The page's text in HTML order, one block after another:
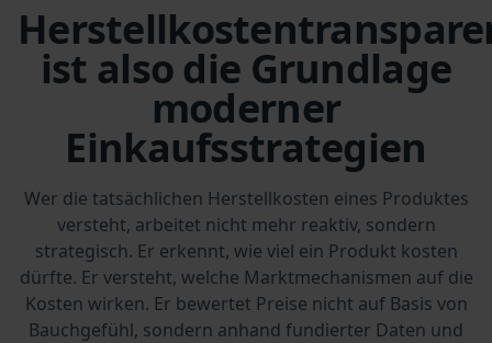
ist also die Grundlage
moderner
Einkaufsstrategien
Wer die tatsächlichen Herstellkosten eines Produktes
versteht, arbeitet nicht mehr reaktiv, sondern
strategisch. Er erkennt, wie viel ein Produkt kosten
dürfte. Er versteht, welche Marktmechanismen auf die
Kosten wirken. Er bewertet Preise nicht auf Basis von
Bauchgefühl, sondern anhand fundierter Daten und